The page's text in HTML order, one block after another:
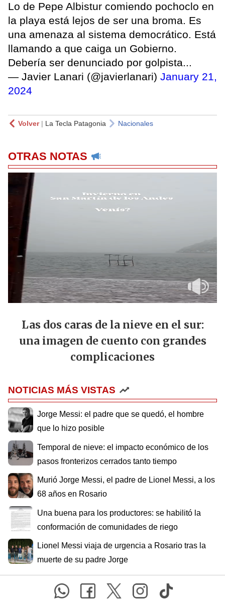
Lo de Pepe Albistur comiendo pochoclo en
la playa está lejos de ser una broma. Es
una amenaza al sistema democrático. Está
llamando a que caiga un Gobierno.
Debería ser denunciado por golpista...
— Javier Lanari (@javierlanari) January 21,
2024
Volver| La Tecla Patagonia Nacionales
OTRAS NOTAS
Las dos caras de la nieve en el sur:
una imagen de cuento con grandes
complicaciones
NOTICIAS MÁS VISTAS
Jorge Messi: el padre que se quedó, el hombre
que lo hizo posible
Temporal de nieve: el impacto económico de los
pasos fronterizos cerrados tanto tiempo
Murió Jorge Messi, el padre de Lionel Messi, a los
68 años en Rosario
Una buena para los productores: se habilitó la
conformación de comunidades de riego
Lionel Messi viaja de urgencia a Rosario tras la
muerte de su padre Jorge